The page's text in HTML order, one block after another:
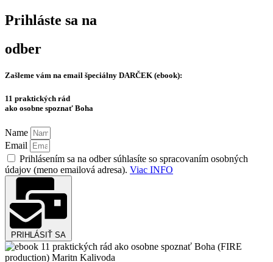
Prihláste sa na
odber
Zašleme vám na email špeciálny DARČEK (ebook):
11 praktických rád
ako osobne spoznať Boha
Name
Email
Prihlásením sa na odber súhlasíte so spracovaním osobných
údajov (meno emailová adresa). Viac INFO
PRIHLÁSIŤ SA